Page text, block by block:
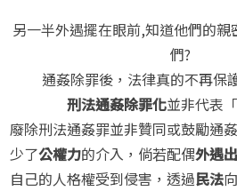
另一半外遇擺在眼前,知道他們的
們?
通姦除罪後，法律真的不再保
刑法通姦除罪化並非代表「
廢除刑法通姦罪並非贊同或鼓勵通
少了公權力的介入，倘若配偶外遇
自己的人格權受到侵害，透過民法